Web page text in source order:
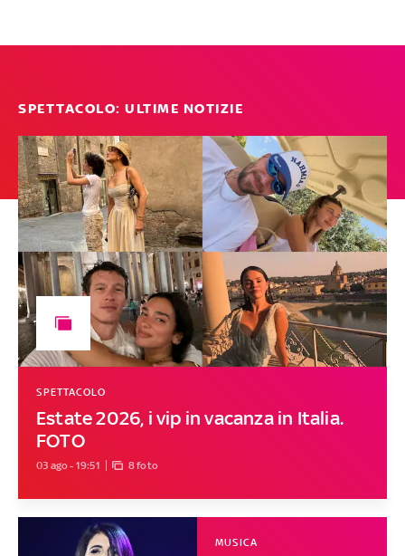
SPETTACOLO: ULTIME NOTIZIE
Estate 2026, i vip in vacanza in Italia.
FOTO
SPETTACOLO
03 ago - 19:51 8 foto
MUSICA